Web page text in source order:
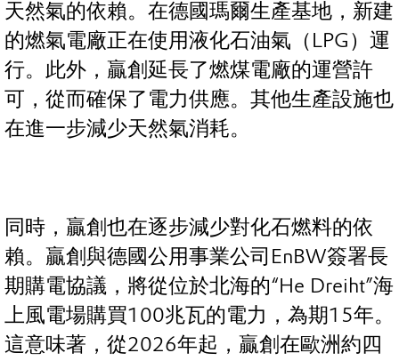
天然氣的依賴。在德國瑪爾生產基地，新建
的燃氣電廠正在使用液化石油氣（LPG）運
行。此外，贏創延長了燃煤電廠的運營許
可，從而確保了電力供應。其他生產設施也
在進一步減少天然氣消耗。
同時，贏創也在逐步減少對化石燃料的依
賴。贏創與德國公用事業公司EnBW簽署長
期購電協議，將從位於北海的“He Dreiht”海
上風電場購買100兆瓦的電力，為期15年。
這意味著，從2026年起，贏創在歐洲約四